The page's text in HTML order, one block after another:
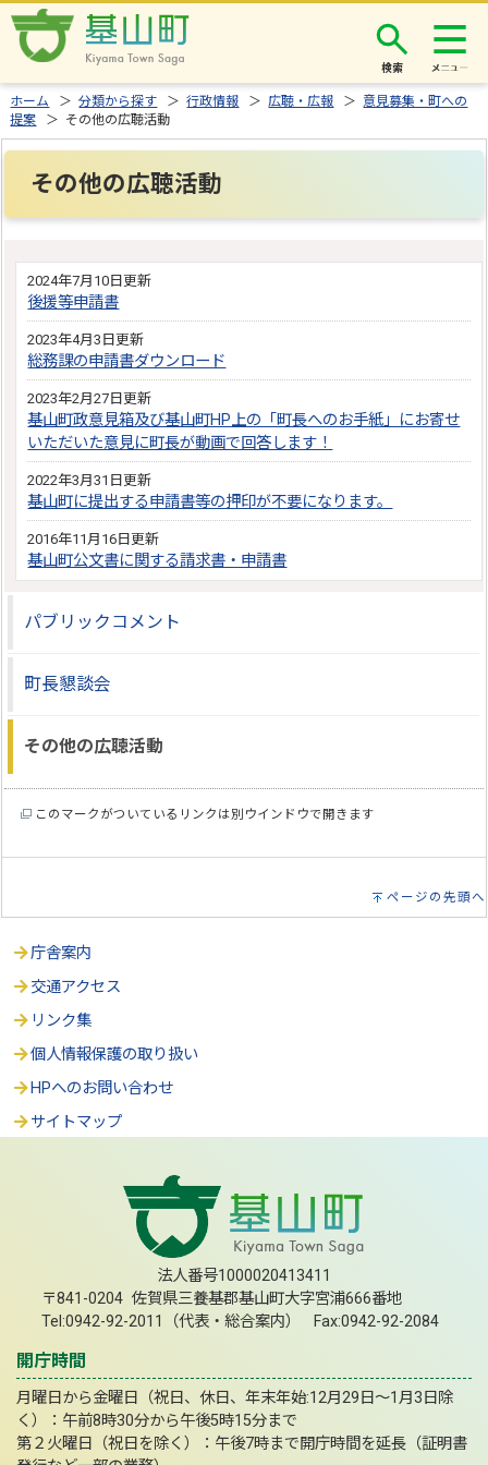
検索
ホーム ＞分類から探す ＞行政情報 ＞広聴・広報 ＞ 意見募集・町への
提案 ＞ その他の広聴活動
その他の広聴活動
2024年7月10日更新
後援等申請書
2023年4月3日更新
総務課の申請書ダウンロード
2023年2月27日更新
基山町政意見箱及び基山町HP上の「町長へのお手紙」にお寄せ
いただいた意見に町長が動画で回答します！
2022年3月31日更新
基山町に提出する申請書等の押印が不要になります。
2016年11月16日更新
基山町公文書に関する請求書・申請書
パブリックコメント
町長懇談会
その他の広聴活動
このマークがついているリンクは別ウインドウで開きます
ページの先頭へ
庁舎案内
交通アクセス
リンク集
個人情報保護の取り扱い
HPへのお問い合わせ
サイトマップ
法人番号1000020413411
〒841-0204 佐賀県三養基郡基山町大字宮浦666番地
Tel:0942-92-2011（代表・総合案内） Fax:0942-92-2084
開庁時間
月曜日から金曜日（祝日、休日、年末年始:12月29日～1月3日除
く）：午前8時30分から午後5時15分まで
第２火曜日（祝日を除く）：午後7時まで開庁時間を延長（証明書